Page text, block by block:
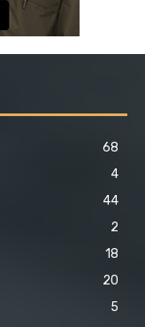
68
4
44
2
18
20
5